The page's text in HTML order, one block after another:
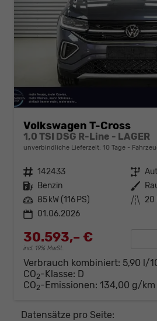
Volkswagen T-Cross
1,0 TSI DSG R-Line - LAGER
unverbindliche Lieferzeit: 10 Tage
Fahrzeugnr. 142433 Getriebe
Kraftstoff Benzin Außenfarbe
Leistung 85 kW (116 PS) Kilometerstand 20
01.06.2026
30.593,– €
incl. 19% MwSt.
Verbrauch kombiniert: 5,90 l/
CO2-Klasse: D
CO2-Emissionen: 134,00 g/km
Datensätze pro Seite: